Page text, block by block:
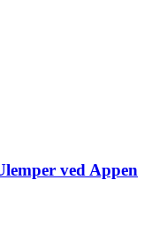
ved Appen